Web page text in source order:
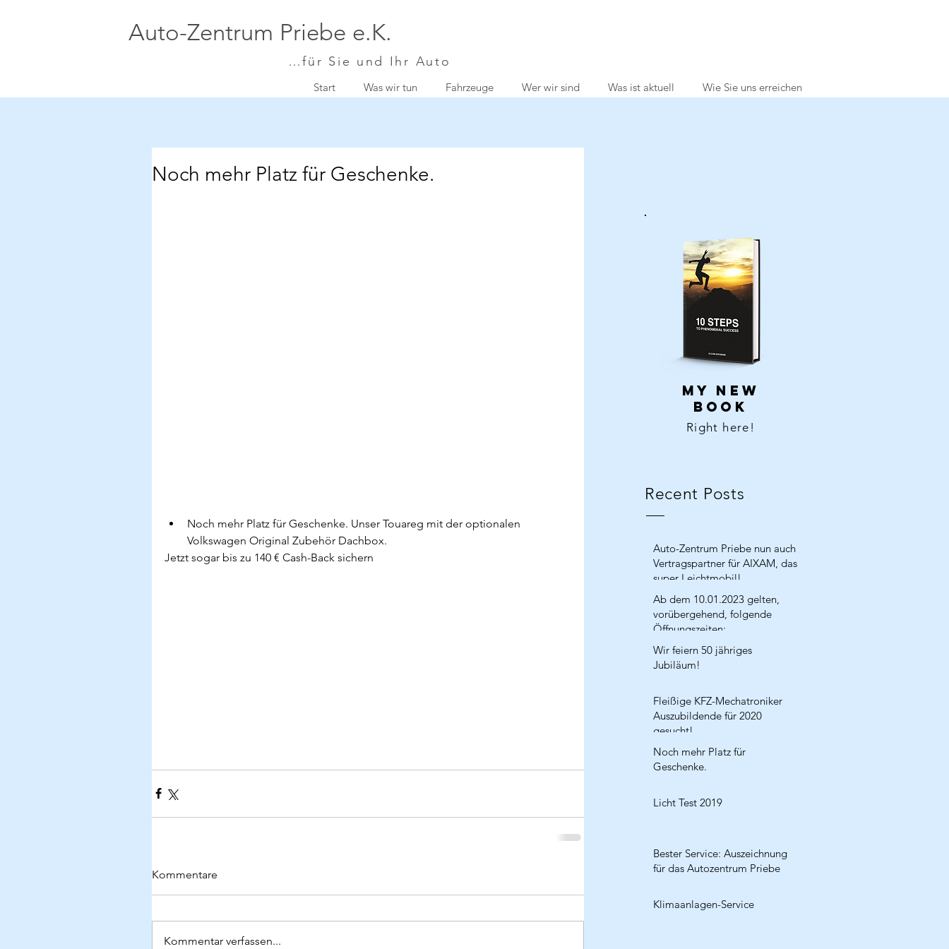
Auto-Zentrum Priebe e.K.
…für Sie und Ihr Auto
Start Was wir tun Fahrzeuge Wer wir sind Was ist aktuell Wie Sie uns erreichen
MY NEW
BOOK
Right here!
Recent Posts
Auto-Zentrum Priebe nun auch
Vertragspartner für AIXAM, das
super Leichtmobil!
Ab dem 10.01.2023 gelten,
vorübergehend, folgende
Öffnungszeiten:
Wir feiern 50 jähriges
Jubiläum!
Fleißige KFZ-Mechatroniker
Auszubildende für 2020
gesucht!
Noch mehr Platz für
Geschenke.
Licht Test 2019
Bester Service: Auszeichnung
für das Autozentrum Priebe
Klimaanlagen-Service
Noch mehr Platz für Geschenke.
Noch mehr Platz für Geschenke. Unser Touareg mit der optionalen
Volkswagen Original Zubehör Dachbox.
Jetzt sogar bis zu 140 € Cash-Back sichern
Kommentare
Kommentar verfassen...